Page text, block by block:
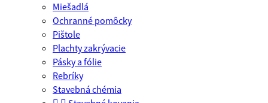
Miešadlá
Ochranné pomôcky
Pištole
Plachty zakrývacie
Pásky a fólie
Rebríky
Stavebná chémia